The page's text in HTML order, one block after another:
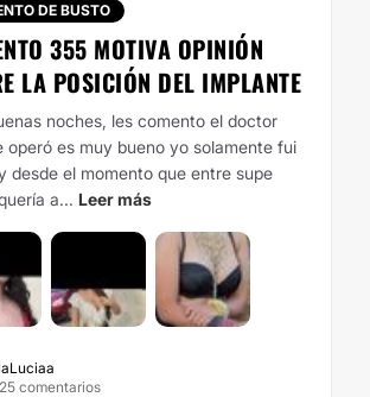
DE BUSTO
355 MOTIVA OPINIÓN
LA POSICIÓN DEL IMPLANTE
noches, les comento el doctor
operó es muy bueno yo solamente fui
desde el momento que entre supe
a... Leer más
25 comentarios